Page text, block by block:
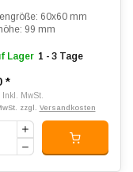
60x60 mm
99 mm
Lager 1 - 3 Tage
*
Inkl. MwSt.
zzgl. Versandkosten